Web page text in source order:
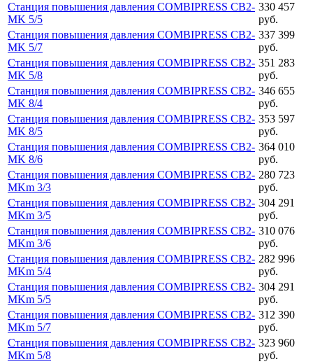
Станция повышения давления COMBIPRESS CB2-
MK 5/5
330 457
руб.
Станция повышения давления COMBIPRESS CB2-
MK 5/7
337 399
руб.
Станция повышения давления COMBIPRESS CB2-
MK 5/8
351 283
руб.
Станция повышения давления COMBIPRESS CB2-
MK 8/4
346 655
руб.
Станция повышения давления COMBIPRESS CB2-
MK 8/5
353 597
руб.
Станция повышения давления COMBIPRESS CB2-
MK 8/6
364 010
руб.
Станция повышения давления COMBIPRESS CB2-
MKm 3/3
280 723
руб.
Станция повышения давления COMBIPRESS CB2-
MKm 3/5
304 291
руб.
Станция повышения давления COMBIPRESS CB2-
MKm 3/6
310 076
руб.
Станция повышения давления COMBIPRESS CB2-
MKm 5/4
282 996
руб.
Станция повышения давления COMBIPRESS CB2-
MKm 5/5
304 291
руб.
Станция повышения давления COMBIPRESS CB2-
MKm 5/7
312 390
руб.
Станция повышения давления COMBIPRESS CB2-
MKm 5/8
323 960
руб.